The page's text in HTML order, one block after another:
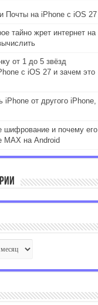
Почты на iPhone с iOS 27
тайно жрет интернет на
от 1 до 5 звёзд
с iOS 27 и зачем это
iPhone от другого iPhone,
шифрование и почему его
MAX на Android